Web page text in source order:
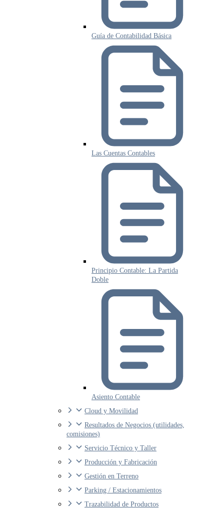
Guía de Contabilidad Básica
Las Cuentas Contables
Principio Contable: La Partida
Doble
Asiento Contable
Cloud y Movilidad
Resultados de Negocios (utilidades,
comisiones)
Servicio Técnico y Taller
Producción y Fabricación
Gestión en Terreno
Parking / Estacionamientos
Trazabilidad de Productos